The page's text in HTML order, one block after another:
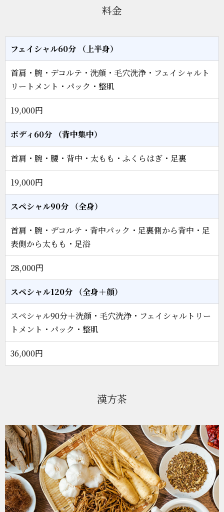
料金
フェイシャル60分 （上半身）
首肩・腕・デコルテ・洗顔・毛穴洗浄・フェイシャルト
リートメント・パック・整肌
19,000円
ボディ60分 （背中集中）
首肩・腕・腰・背中・太もも・ふくらはぎ・足裏
19,000円
スペシャル90分 （全身）
首肩・腕・デコルテ・背中パック・足裏側から背中・足
表側から太もも・足浴
28,000円
スペシャル120分 （全身＋顔）
スペシャル90分＋洗顔・毛穴洗浄・フェイシャルトリー
トメント・パック・整肌
36,000円
漢方茶